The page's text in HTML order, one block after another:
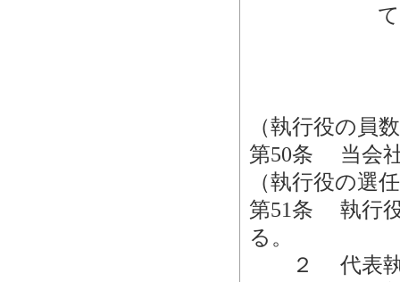
て定める
（執行役の員
第50条 当会
（執行役の選
第51条 執行
る。
２ 代表執行